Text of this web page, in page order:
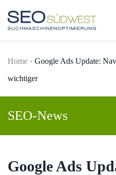
Skip to main content
Home
Google Ads Update:
wichtiger
SEO-News
Google Ads